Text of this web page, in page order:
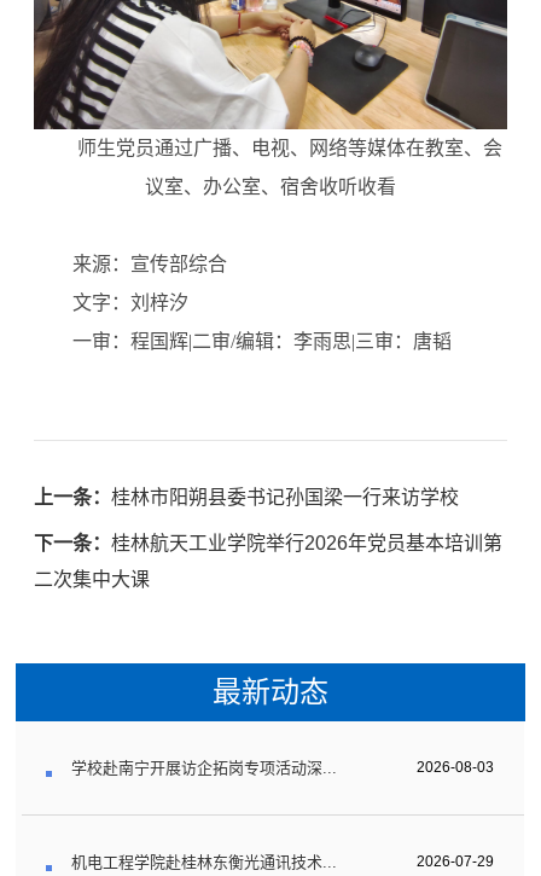
师生党员通过广播、电视、网络等媒体在教室、会
议室、办公室、宿舍收听收看
来源：宣传部综合
文字：刘梓汐
一审：程国辉|二审/编辑：李雨思|三审：唐韬
上一条：桂林市阳朔县委书记孙国梁一行来访学校
下一条：桂林航天工业学院举行2026年党员基本培训第
二次集中大课
最新动态
学校赴南宁开展访企拓岗专项活动深... 2026-08-03
机电工程学院赴桂林东衡光通讯技术... 2026-07-29